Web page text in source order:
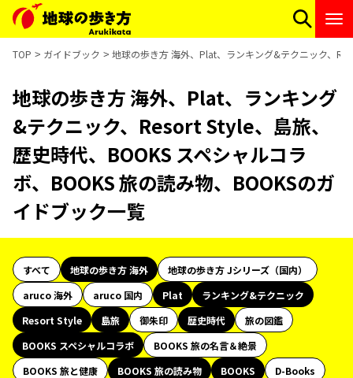
TOP ガイドブック 地球の歩き方 海外、Plat、ランキング&テクニック、
地球の歩き方 海外、Plat、ランキング
&テクニック、Resort Style、島旅、
歴史時代、BOOKS スペシャルコラ
ボ、BOOKS 旅の読み物、BOOKSのガ
イドブック一覧
すべて 地球の歩き方 海外
地球の歩き方 Jシリーズ（国内）
aruco 海外
aruco 国内 Plat
ランキング&テクニック
Resort Style
島旅 御朱印 歴史時代
旅の図鑑
BOOKS スペシャルコラボ
BOOKS 旅の名言＆絶景
BOOKS 旅と健康
BOOKS 旅の読み物 BOOKS
D-Books